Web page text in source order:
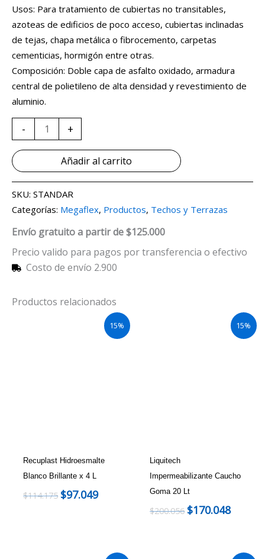
Usos: Para tratamiento de cubiertas no transitables,
azoteas de edificios de poco acceso, cubiertas inclinadas
de tejas, chapa metálica o fibrocemento, carpetas
cementicias, hormigón entre otras.
Composición: Doble capa de asfalto oxidado, armadura
central de polietileno de alta densidad y revestimiento de
aluminio.
- +
Añadir al carrito
SKU: STANDAR
Categorías: Megaflex, Productos, Techos y Terrazas
Envío gratuito a partir de $125.000
Precio valido para pagos por transferencia o efectivo
Costo de envío 2.900
Productos relacionados
15%
Recuplast Hidroesmalte
Blanco Brillante x 4 L
$114.175 $97.049
15%
Liquitech
Impermeabilizante Caucho
Goma 20 Lt
$200.056 $170.048